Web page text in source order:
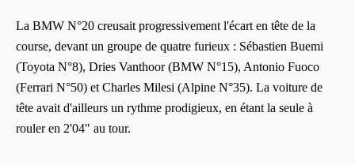
La BMW N°20 creusait progressivement l'écart en tête de la
course, devant un groupe de quatre furieux : Sébastien Buemi
(Toyota N°8), Dries Vanthoor (BMW N°15), Antonio Fuoco
(Ferrari N°50) et Charles Milesi (Alpine N°35). La voiture de
tête avait d'ailleurs un rythme prodigieux, en étant la seule à
rouler en 2'04" au tour.